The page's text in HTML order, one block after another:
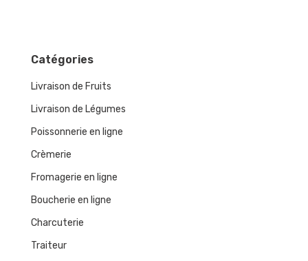
Catégories
Livraison de Fruits
Livraison de Légumes
Poissonnerie en ligne
Crèmerie
Fromagerie en ligne
Boucherie en ligne
Charcuterie
Traiteur